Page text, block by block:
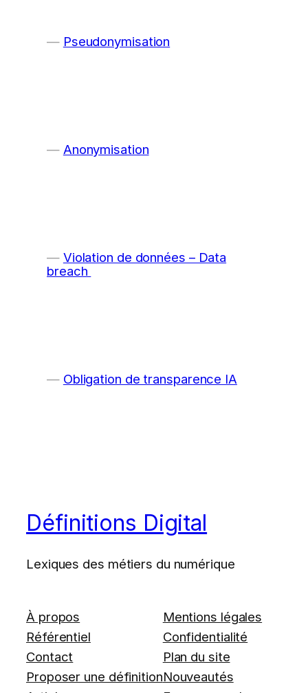
Pseudonymisation
Anonymisation
Violation de données – Data
breach
Obligation de transparence IA
Définitions Digital
Lexiques des métiers du numérique
À propos
Référentiel
Contact
Proposer une définition
Mentions légales
Confidentialité
Plan du site
Nouveautés